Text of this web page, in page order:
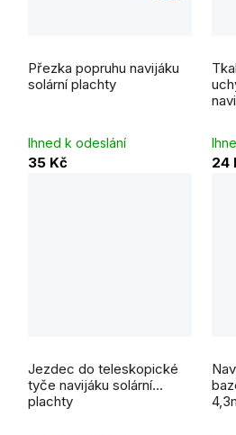
Přezka popruhu navijáku
solární plachty
Ihned k odeslání
35 Kč 24
Jezdec do teleskopické
tyče navijáku solární
plachty